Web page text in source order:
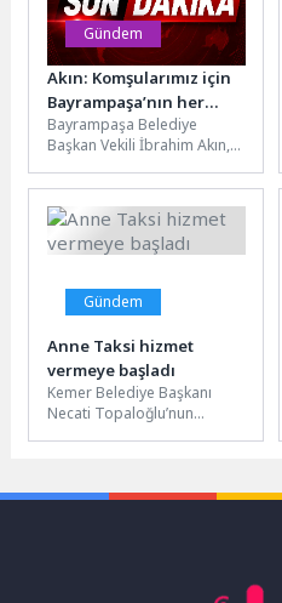
Gündem
Akın: Komşularımız için
Bayrampaşa’nın her
köşesine dokunuyoruz
Bayrampaşa Belediye
Başkan Vekili İbrahim Akın,
hızıyla sürdüğü Ali Fuat
Başgil Caddesi’nde...
Gündem
Anne Taksi hizmet
vermeye başladı
Kemer Belediye Başkanı
Necati Topaloğlu’nun
başlatılan Anne Taksi...